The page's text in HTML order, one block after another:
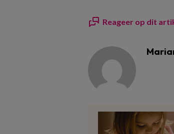
Reageer op dit